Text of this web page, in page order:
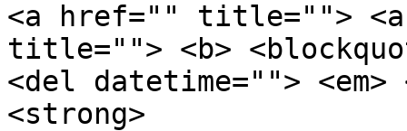
<a href="" title="">
title=""> <b>
<del datetime="">
<strong>